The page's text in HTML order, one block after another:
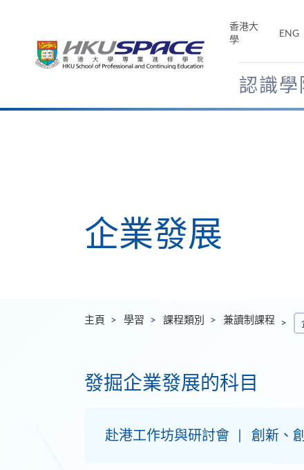
香港大
學
ENG
認識學
Main
企業發展
主頁 學習 課程類別 兼讀制課程
發掘企業發展的科目
赴港工作坊與研討會 創新、